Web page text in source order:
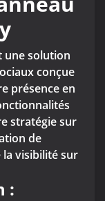
une solution
conçue
présence en
stratégie sur
de
visibilité sur
: